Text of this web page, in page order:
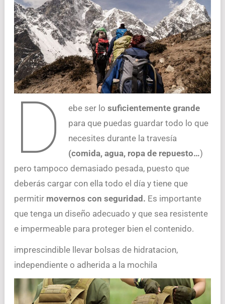
D ebe ser lo suficientemente grande
para que puedas guardar todo lo que
necesites durante la travesía
(comida, agua, ropa de repuesto…)
pero tampoco demasiado pesada, puesto que
deberás cargar con ella todo el día y tiene que
permitir movernos con seguridad. Es importante
que tenga un diseño adecuado y que sea resistente
e impermeable para proteger bien el contenido.
imprescindible llevar bolsas de hidratacion,
independiente o adherida a la mochila